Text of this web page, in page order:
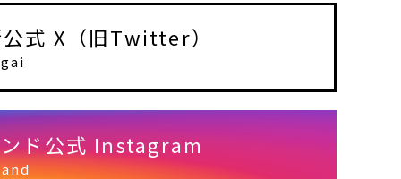
式 X（旧Twitter）
ド公式 Instagram